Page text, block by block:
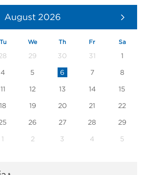
August 2026
Tu We Th Fr Sa
29 30 31 1
4 5 6 7 8
11 12 13 14 15
18 19 20 21 22
26 27 28 29
1 2 3 4 5